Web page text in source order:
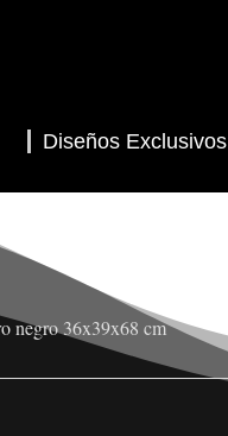
Diseños Exclusivos
negro 36x39x68 cm